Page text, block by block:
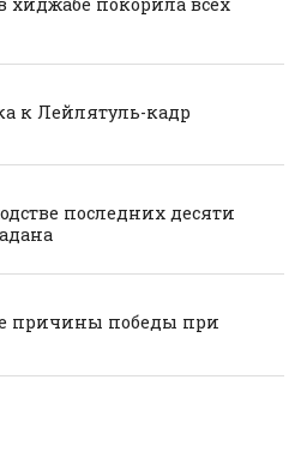
к Лейлятуль-кадр
последних десяти
причины победы при